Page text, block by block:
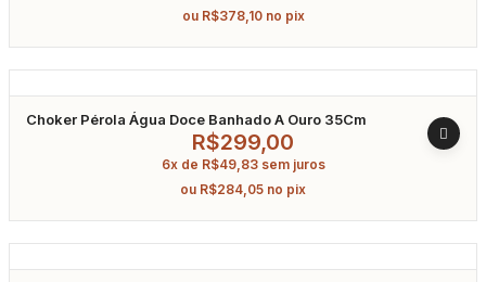
ou R$378,10 no pix
Choker Pérola Água Doce Banhado A Ouro 35Cm
R$299,00
6x de R$49,83 sem juros
ou R$284,05 no pix